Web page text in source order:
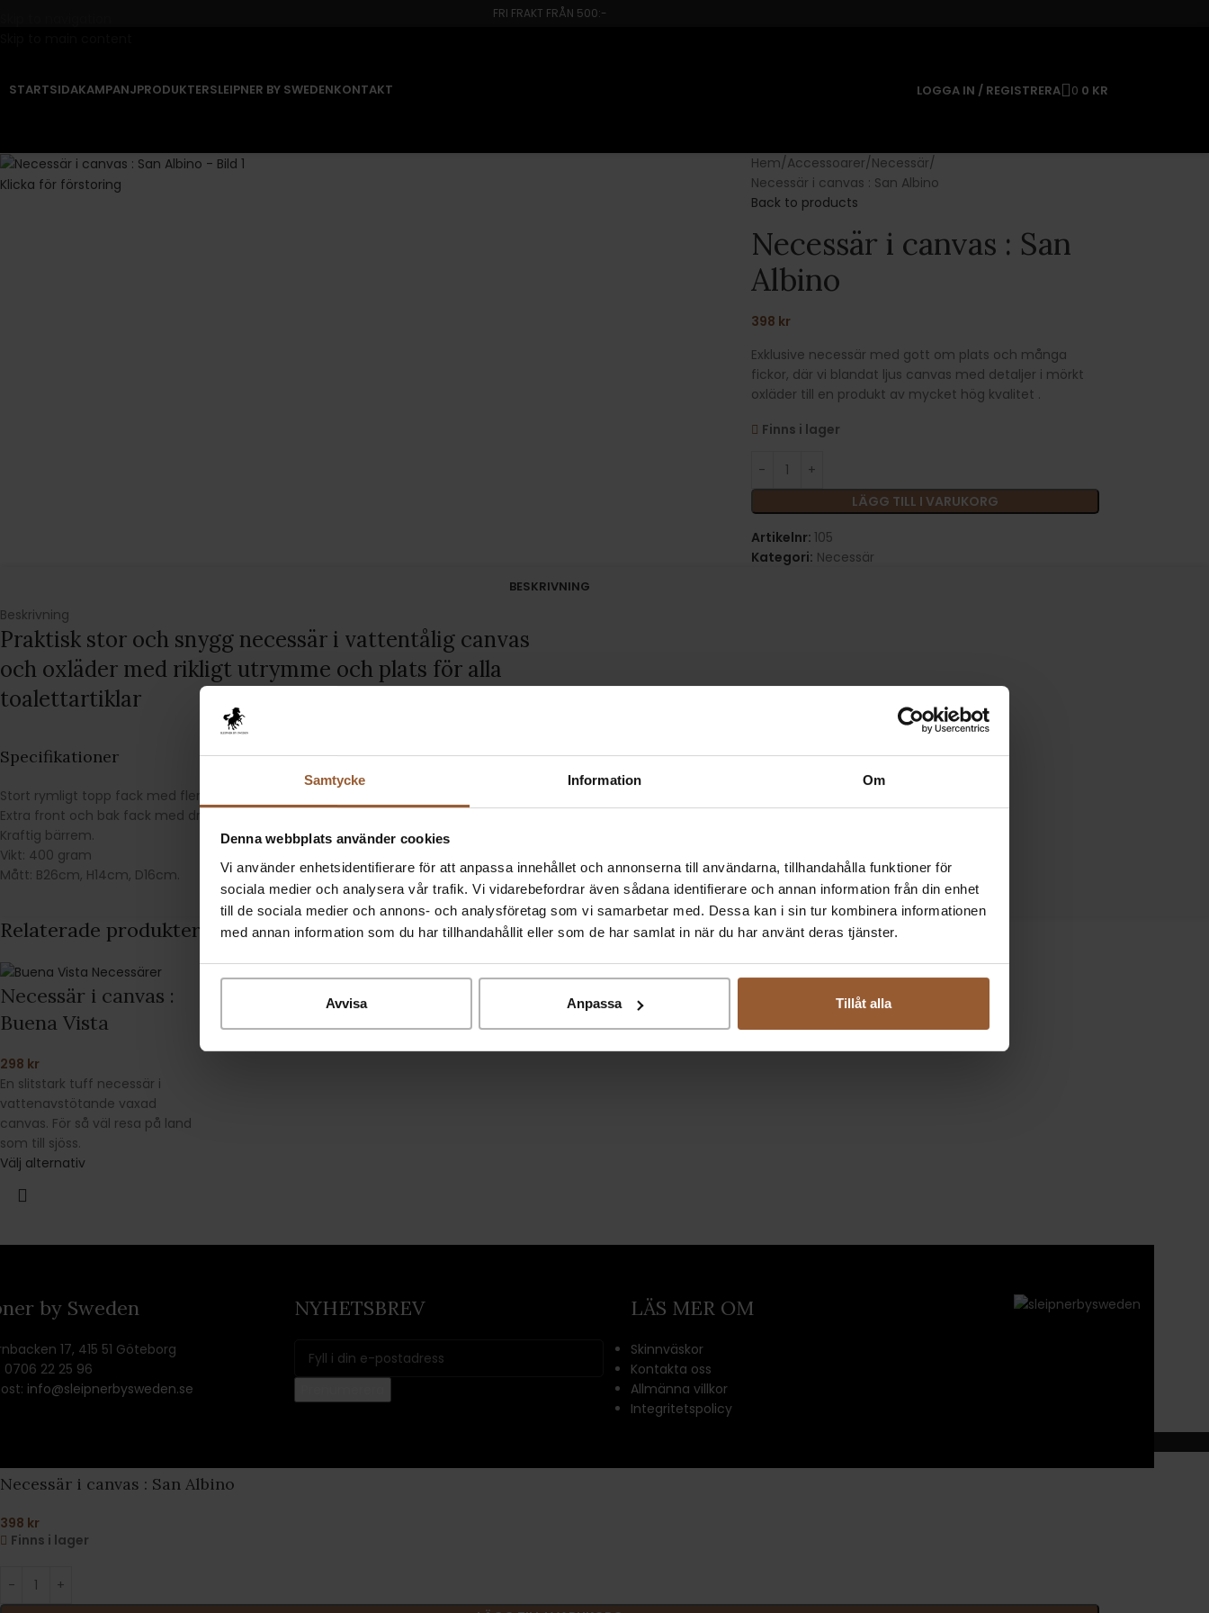
Samtycke Information Om
Denna webbplats använder cookies
Vi använder enhetsidentifierare för att anpassa innehållet och annonserna till användarna, tillhandahålla funktioner för
sociala medier och analysera vår trafik. Vi vidarebefordrar även sådana identifierare och annan information från din enhet
till de sociala medier och annons- och analysföretag som vi samarbetar med. Dessa kan i sin tur kombinera informationen
med annan information som du har tillhandahållit eller som de har samlat in när du har använt deras tjänster.
Avvisa Anpassa Tillåt alla
FRI FRAKT FRÅN 500:-
STARTSIDAKAMPANJPRODUKTERSLEIPNER BY SWEDENKONTAKT LOGGA IN / REGISTRERA 0 0 KR
Klicka för förstoring
Hem Accessoarer Necessär
Necessär i canvas : San Albino
Back to products
Necessär i canvas : San
Albino
398 kr
Exklusive necessär med gott om plats och många
fickor, där vi blandat ljus canvas med detaljer i mörkt
oxläder till en produkt av mycket hög kvalitet .
Finns i lager
LÄGG TILL I VARUKORG
Artikelnr: 105
Kategori: Necessär
BESKRIVNING
Beskrivning
Praktisk stor och snygg necessär i vattentålig canvas
och oxläder med rikligt utrymme och plats för alla
toalettartiklar
Specifikationer
Stort rymligt topp fack med flera inne fickor för de mindre sakerna
Extra front och bak fack med dragkedja.
Kraftig bärrem.
Vikt: 400 gram
Mått: B26cm, H14cm, D16cm.
Relaterade produkter
Necessär i canvas :
Buena Vista
298 kr
En slitstark tuff necessär i
vattenavstötande vaxad
canvas. För så väl resa på land
som till sjöss.
Välj alternativ
by Sweden
17, 415 51 Göteborg
22 25 96
info@sleipnerbysweden.se
NYHETSBREV LÄS MER OM
Skinnväskor
Kontakta oss
Allmänna villkor
Integritetspolicy
Necessär i canvas : San Albino
398 kr
Finns i lager